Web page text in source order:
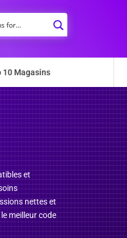
10 Magasins
et
nettes et
meilleur code